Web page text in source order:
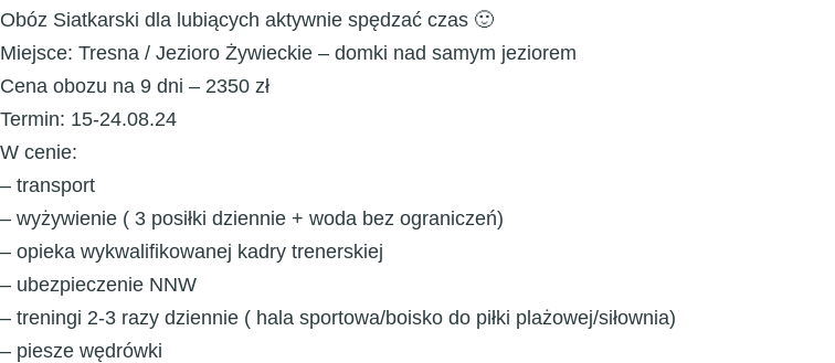
Obóz Siatkarski dla lubiących aktywnie spędzać czas 🙂
Miejsce: Tresna / Jezioro Żywieckie – domki nad samym jeziorem
Cena obozu na 9 dni – 2350 zł
Termin: 15-24.08.24
W cenie:
– transport
– wyżywienie ( 3 posiłki dziennie + woda bez ograniczeń)
– opieka wykwalifikowanej kadry trenerskiej
– ubezpieczenie NNW
– treningi 2-3 razy dziennie ( hala sportowa/boisko do piłki plażowej/siłownia)
– piesze wędrówki